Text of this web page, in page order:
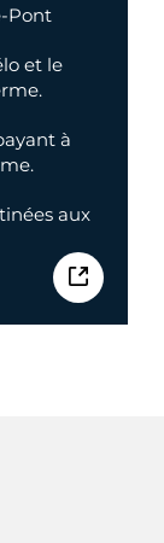
Pont
et le
à
aux